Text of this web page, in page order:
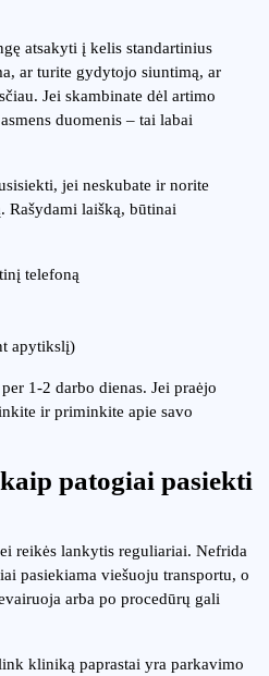
atsakyti į kelis standartinius
ar turite gydytojo siuntimą, ar
Jei skambinate dėl artimo
duomenis – tai labai
jei neskubate ir norite
Rašydami laišką, būtinai
telefoną
apytikslį)
1-2 darbo dienas. Jei praėjo
ir priminkite apie savo
patogiai pasiekti
reikės lankytis reguliariai. Nefrida
pasiekiama viešuoju transportu, o
arba po procedūrų gali
kliniką paprastai yra parkavimo